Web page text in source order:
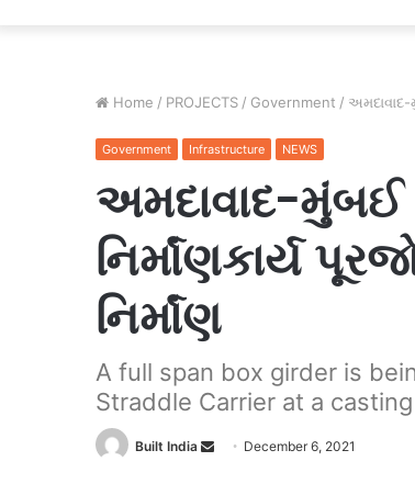
Home / PROJECTS / Government /
Government Infrastructure NEWS
અમદાવાદ-
નિર્માંણકાર્ય
નિર્માંણ
A full span box girder is
Straddle Carrier at a
Built India
Send December 6, 2021